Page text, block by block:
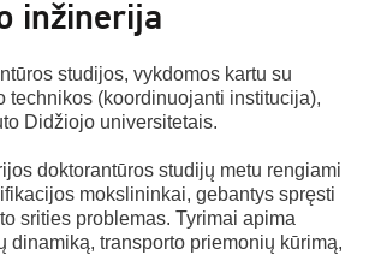
inžinerija
studijos, vykdomos kartu su
technikos (koordinuojanti institucija),
Didžiojo universitetais.
doktorantūros studijų metu rengiami
mokslininkai, gebantys spręsti
srities problemas. Tyrimai apima
dinamiką, transporto priemonių kūrimą,